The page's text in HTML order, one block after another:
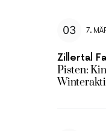
7.
Zillertal
Pisten: